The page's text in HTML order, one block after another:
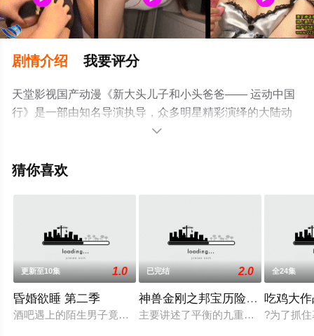
剧情介绍 我要评分
天堂影视国产动漫《新大头儿子和小头爸爸—— 运动中国
行》是一部由知名导演执导，众多明星精彩演绎的大陆动
漫，手机免费观看高清无删减完整版动漫全集就上天堂电
等平台了解。

猜你喜欢
更新至10集 1.0
昏婚欲睡 第二季
酒吧遇上的陌生男子竟然赖上了自己！怪就怪惹了不该惹的人，
已完结 2.0
神兽金刚之邦宝历险记第二季
主要讲述了平衡的九重天崩陷为九大
全24集
吃鸡大
?为了抓